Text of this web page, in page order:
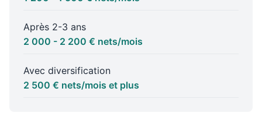
Après 2-3 ans
2 000 - 2 200 € nets/mois
Avec diversification
2 500 € nets/mois et plus